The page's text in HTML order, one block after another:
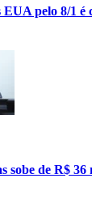
pelo 8/1
sobe de R$